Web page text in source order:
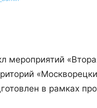
мероприятий
в рамках